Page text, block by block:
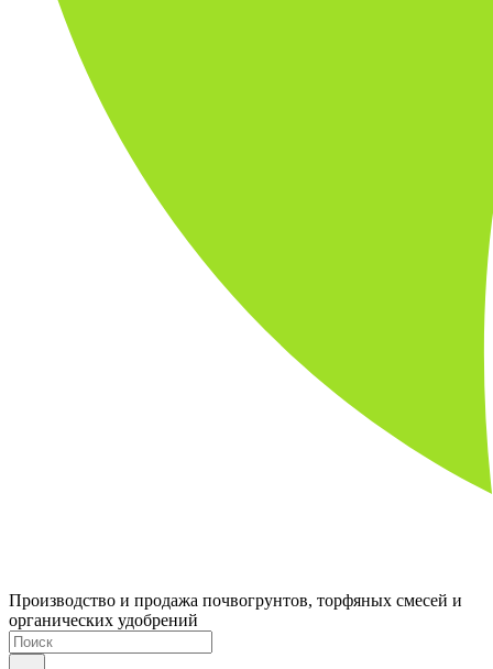
Производство и продажа почвогрунтов, торфяных смесей и
органических удобрений